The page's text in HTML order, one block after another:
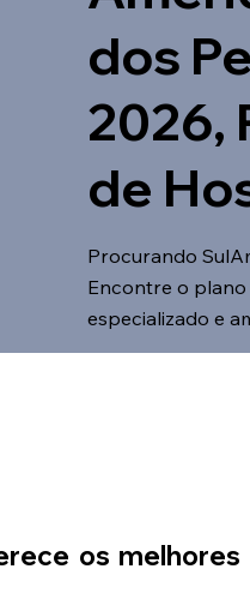
dos
2026,
de
Procurando
Encontre o plano
especializado e
os melhores